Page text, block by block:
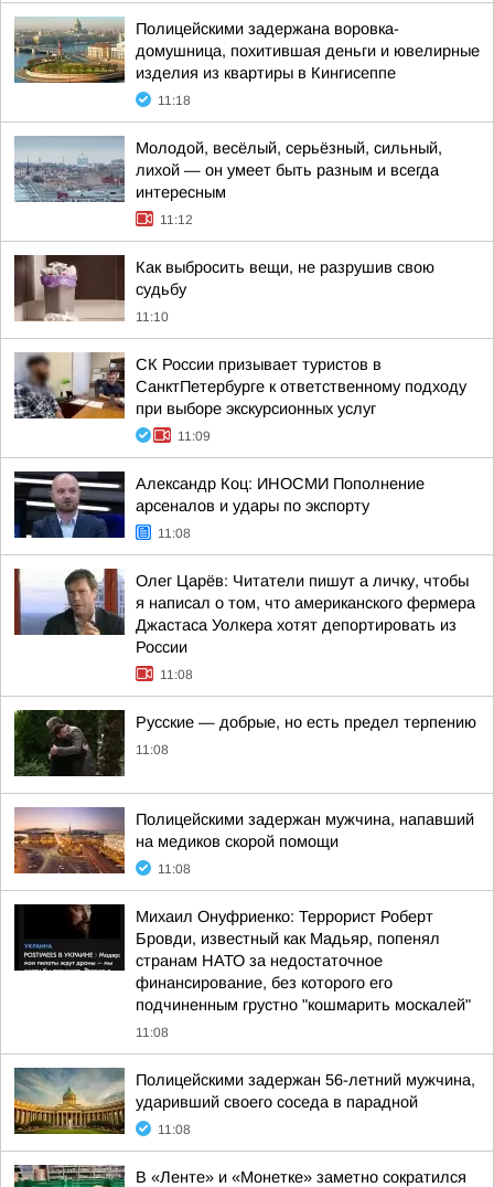
Полицейскими задержана воровка-
домушница, похитившая деньги и ювелирные
изделия из квартиры в Кингисеппе
11:18
Молодой, весёлый, серьёзный, сильный,
лихой — он умеет быть разным и всегда
интересным
11:12
Как выбросить вещи, не разрушив свою
судьбу
11:10
СК России призывает туристов в
СанктПетербурге к ответственному подходу
при выборе экскурсионных услуг
11:09
Александр Коц: ИНОСМИ Пополнение
арсеналов и удары по экспорту
11:08
Олег Царёв: Читатели пишут а личку, чтобы
я написал о том, что американского фермера
Джастаса Уолкера хотят депортировать из
России
11:08
Русские — добрые, но есть предел терпению
11:08
Полицейскими задержан мужчина, напавший
на медиков скорой помощи
11:08
Михаил Онуфриенко: Террорист Роберт
Бровди, известный как Мадьяр, попенял
странам НАТО за недостаточное
финансирование, без которого его
подчиненным грустно "кошмарить москалей"
11:08
Полицейскими задержан 56-летний мужчина,
ударивший своего соседа в парадной
11:08
В «Ленте» и «Монетке» заметно сократился